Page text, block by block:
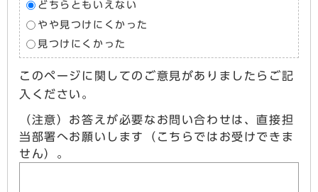
どちらともいえない
やや見つけにくかった
見つけにくかった
このページに関してのご意見がありましたらご記
入ください。
（注意）お答えが必要なお問い合わせは、直接担
当部署へお願いします（こちらではお受けできま
せん）。